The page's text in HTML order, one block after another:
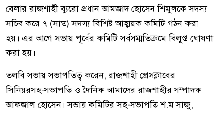
বেলার রাজশাহী ব্যুরো প্রধান আমজাদ হোসেন শিমুলকে সদস্য
সচিব করে ৭ (সাত) সদস্য বিশিষ্ট আহ্বায়ক কমিটি গঠন করা
হয়। এর আগে সভায় পূর্বের কমিটি সর্বসম্মতিক্রমে বিলুপ্ত ঘোষণা
করা হয়।
তলবি সভায় সভাপতিত্ব করেন, রাজশাহী প্রেসক্লাবের
সিনিয়রসহ-সভাপতি ও দৈনিক আমাদের রাজশাহীর সম্পাদক
আফজাল হোসেন। সভায় কমিটির সহ-সভাপতি শ.ম সাজু,